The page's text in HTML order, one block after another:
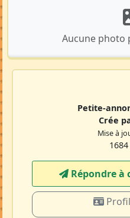
Aucune photo
Petite-
Crée
Mise à
Répondre à